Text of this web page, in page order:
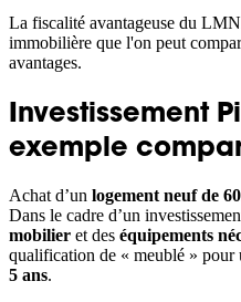
La fiscalité avantageuse du
immobilière que l'on peut
avantages.
Investissement
exemple
Achat d’un logement neuf de
Dans le cadre d’un
mobilier et des équipements
qualification de « meublé » pour
5 ans.